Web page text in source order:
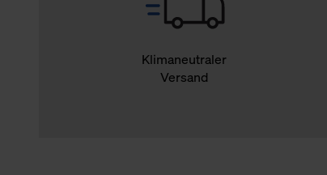
Klimaneutraler
Versand